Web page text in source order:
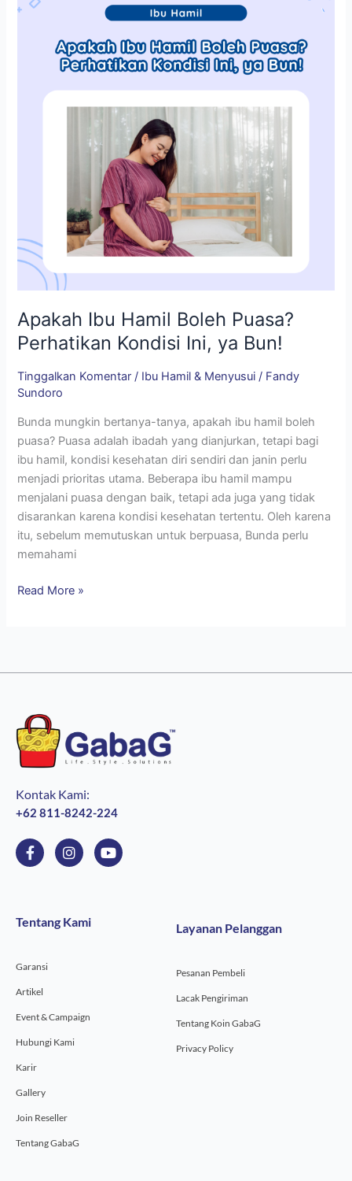
Apakah Ibu Hamil Boleh Puasa?
Perhatikan Kondisi Ini, ya Bun!
Tinggalkan Komentar / Ibu Hamil & Menyusui / Fandy
Sundoro
Bunda mungkin bertanya-tanya, apakah ibu hamil boleh
puasa? Puasa adalah ibadah yang dianjurkan, tetapi bagi
ibu hamil, kondisi kesehatan diri sendiri dan janin perlu
menjadi prioritas utama. Beberapa ibu hamil mampu
menjalani puasa dengan baik, tetapi ada juga yang tidak
disarankan karena kondisi kesehatan tertentu. Oleh karena
itu, sebelum memutuskan untuk berpuasa, Bunda perlu
memahami
Perhatikan
Kondisi
Read More »
Kontak Kami:
+62 811-8242-224
F
a
c
o
f
I
n
s
g
r
Y
o
u
Tentang Kami
Garansi
Artikel
Event & Campaign
Hubungi Kami
Karir
Gallery
Join Reseller
Tentang GabaG
Layanan Pelanggan
Pesanan Pembeli
Lacak Pengiriman
Tentang Koin GabaG
Privacy Policy